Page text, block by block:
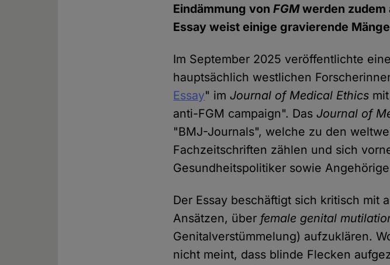
Eindämmung vonFGMwerden zudem
Essay weist einige gravierende
Im September 2025 veröffentlichte
hauptsächlich westlichen
Essay" imJournal of Medical Ethics
anti-FGM campaign". DasJournal of
"BMJ-Journals", welche zu den
Fachzeitschriften zählen und sich
Gesundheitspolitiker sowie
Der Essay beschäftigt sich kritisch mit
Ansätzen, über female genital
Genitalverstümmelung) aufzuklären.
nicht meint, dass blinde Flecken